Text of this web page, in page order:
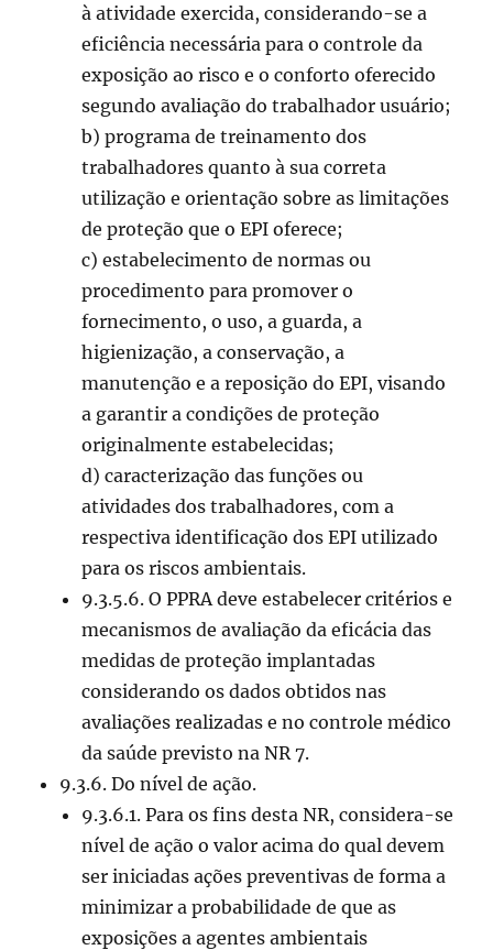
à atividade exercida, considerando-se a
eficiência necessária para o controle da
exposição ao risco e o conforto oferecido
segundo avaliação do trabalhador usuário;
b) programa de treinamento dos
trabalhadores quanto à sua correta
utilização e orientação sobre as limitações
de proteção que o EPI oferece;
c) estabelecimento de normas ou
procedimento para promover o
fornecimento, o uso, a guarda, a
higienização, a conservação, a
manutenção e a reposição do EPI, visando
a garantir a condições de proteção
originalmente estabelecidas;
d) caracterização das funções ou
atividades dos trabalhadores, com a
respectiva identificação dos EPI utilizado
para os riscos ambientais.
9.3.5.6. O PPRA deve estabelecer critérios e
mecanismos de avaliação da eficácia das
medidas de proteção implantadas
considerando os dados obtidos nas
avaliações realizadas e no controle médico
da saúde previsto na NR 7.
9.3.6. Do nível de ação.
9.3.6.1. Para os fins desta NR, considera-se
nível de ação o valor acima do qual devem
ser iniciadas ações preventivas de forma a
minimizar a probabilidade de que as
exposições a agentes ambientais